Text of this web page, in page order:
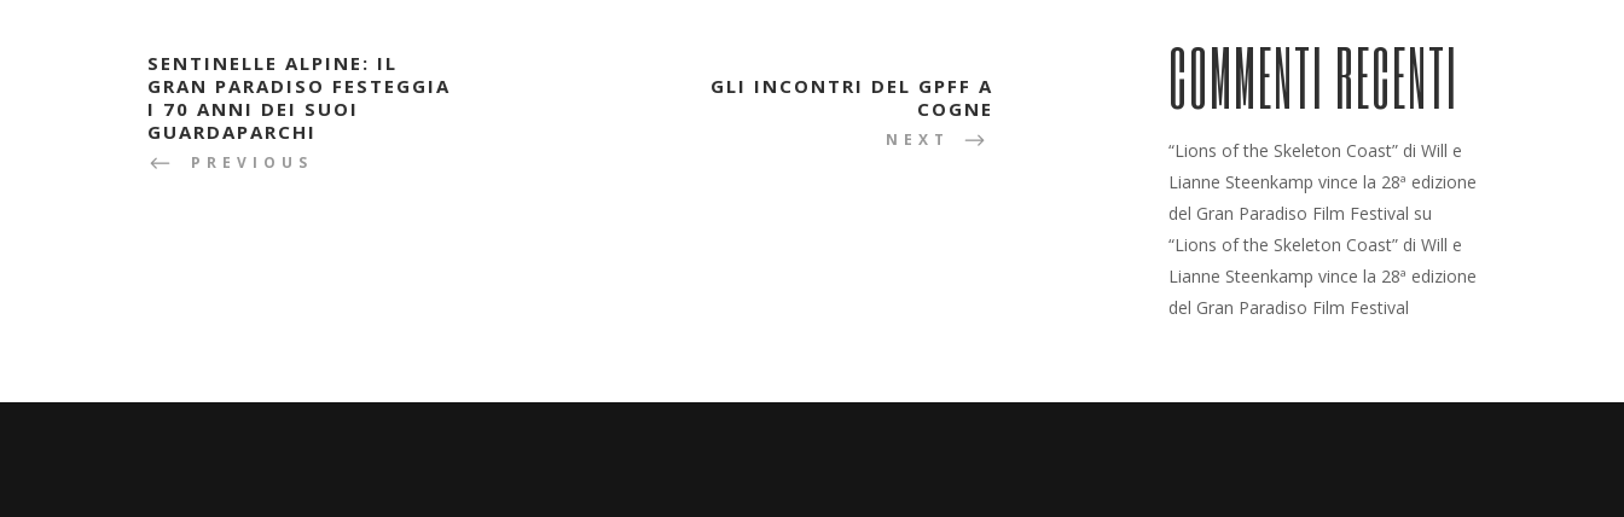
SENTINELLE ALPINE: IL
GRAN PARADISO FESTEGGIA
I 70 ANNI DEI SUOI
GUARDAPARCHI
PREVIOUS
GLI INCONTRI DEL GPFF A
COGNE
NEXT
COMMENTI RECENTI
“Lions of the Skeleton Coast” di Will e
Lianne Steenkamp vince la 28ª edizione
del Gran Paradiso Film Festival su
“Lions of the Skeleton Coast” di Will e
Lianne Steenkamp vince la 28ª edizione
del Gran Paradiso Film Festival